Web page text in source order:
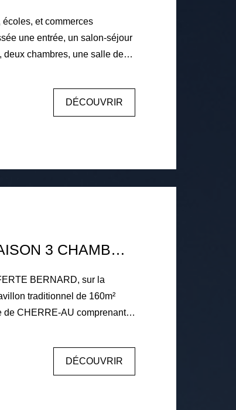
écoles, et commerces
chambres, une salle de
une salle d'eau avec
total. Terrain de 768m² avec
menuiseries bois double
DÉCOUVRIR
CHERRE-AU , MAISON 3 CHAMBRES 160 M2
BERNARD, sur la
traditionnel de 160m²
de CHERRE-AU comprenant
séjour / salon avec
aménagée équipée, véranda,
avec douche, un cellier,
desservant deux chambres
DÉCOUVRIR